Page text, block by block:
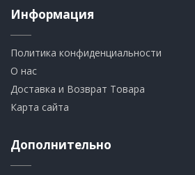
Информация
Политика конфиденциальности
О нас
Доставка и Возврат Товара
Карта сайта
Дополнительно